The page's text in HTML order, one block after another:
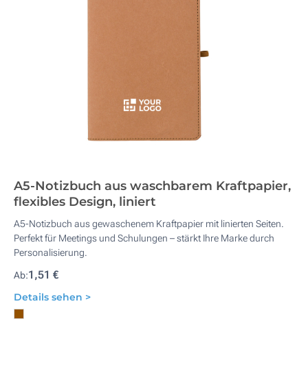
A5-Notizbuch aus waschbarem Kraftpapier,
flexibles Design, liniert
A5-Notizbuch aus gewaschenem Kraftpapier mit linierten Seiten.
Perfekt für Meetings und Schulungen – stärkt Ihre Marke durch
Personalisierung.
Ab:1,51 €
Details sehen >